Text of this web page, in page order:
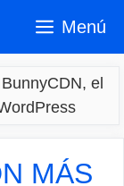
Menú
BunnyCDN, el
MÁS